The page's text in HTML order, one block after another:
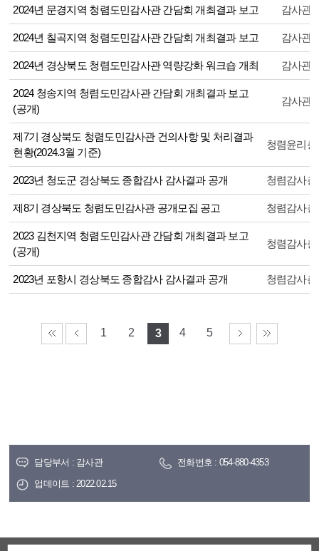
2024년 문경지역 청렴도민감사관 간담회 개최결과 보고 감사관
2024년 칠곡지역 청렴도민감사관 간담회 개최결과 보고 감사관
2024년 경상북도 청렴도민감사관 역량강화 워크숍 개최 감사관
2024 청송지역 청렴도민감사관 간담회 개최결과 보고
(공개)
감사관
제7기 경상북도 청렴도민감사관 건의사항 및 처리결과
현황(2024.3월 기준)
청렴윤리
2023년 청도군 경상북도 종합감사 감사결과 공개 청렴감사
제8기 경상북도 청렴도민감사관 공개모집 공고 청렴감사
2023 김천지역 청렴도민감사관 간담회 개최결과 보고
(공개)
청렴감사
2023년 포항시 경상북도 종합감사 감사결과 공개 청렴감사
1 2 3 4 5
담당부서 : 감사관
전화번호 : 054-880-4353
업데이트 : 2022.02.15